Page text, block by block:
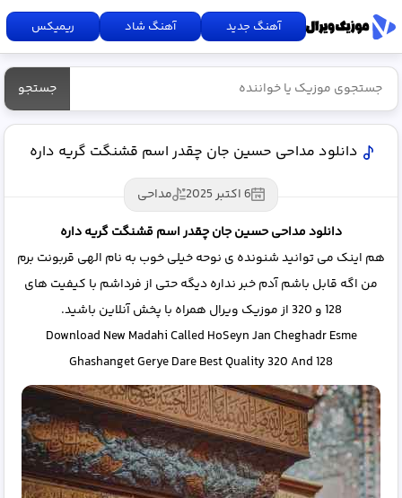
آهنگ جدید آهنگ شاد ریمیکس
جستجو
دانلود مداحی حسین جان چقدر اسم قشنگت گریه داره
6 اکتبر 2025
مداحی
دانلود مداحی حسین جان چقدر اسم قشنگت گریه داره
هم اینک می توانید شنونده ی نوحه خیلی خوب به نام الهی قربونت برم
من اگه قابل باشم آدم خبر نداره دیگه حتی از فرداشم با کیفیت های
128 و 320 از موزیک ویرال همراه با پخش آنلاین باشید.
Download New Madahi Called HoSeyn Jan Cheghadr Esme
Ghashanget Gerye Dare Best Quality 320 And 128